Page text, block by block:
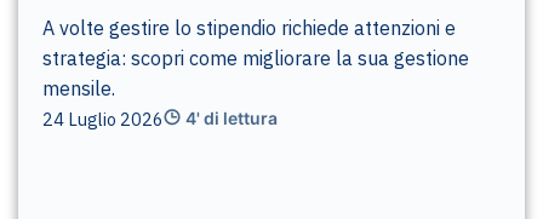
A volte gestire lo stipendio richiede attenzioni e
strategia: scopri come migliorare la sua gestione
mensile.
24 Luglio 2026 4' di lettura